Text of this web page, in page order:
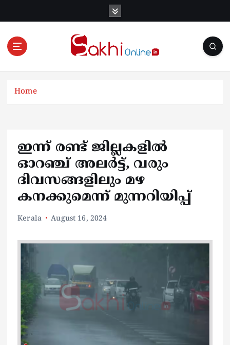
Online News Portal
Home
ഇന്ന് രണ്ട് ജില്ലകളിൽ
ഓറഞ്ച് അലർട്ട്, വരും
ദിവസങ്ങളിലും മഴ
കനക്കുമെന്ന് മുന്നറിയിപ്പ്
Kerala August 16, 2024